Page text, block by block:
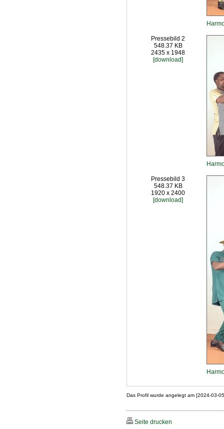
Pressebild 2
548.37 KB
2435 x 1948
[download]
Pressebild 3
548.37 KB
1920 x 2400
[download]
Das Profil wurde angelegt am [2024-03-
Seite drucken